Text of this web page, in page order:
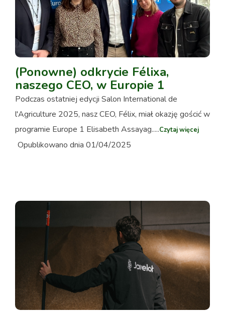
(Ponowne) odkrycie Félixa,
naszego CEO, w Europie 1
Podczas ostatniej edycji Salon International de
l'Agriculture 2025, nasz CEO, Félix, miał okazję gościć w
programie Europe 1 Elisabeth Assayag.....Czytaj więcej
Opublikowano dnia 01/04/2025